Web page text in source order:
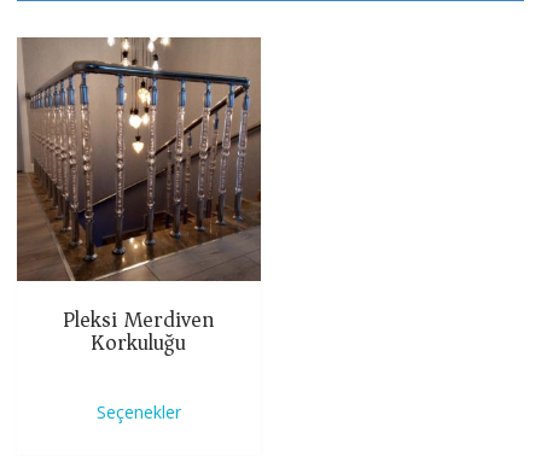
Pleksi Merdiven
Korkuluğu
Seçenekler